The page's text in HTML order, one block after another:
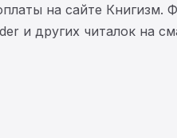
на сайте Книгизм.
и других читалок на